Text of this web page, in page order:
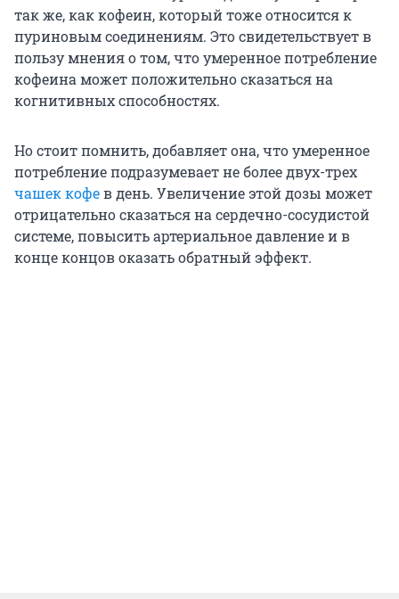
так же, как кофеин, который тоже относится к
пуриновым соединениям. Это свидетельствует в
пользу мнения о том, что умеренное потребление
кофеина может положительно сказаться на
когнитивных способностях.
Но стоит помнить, добавляет она, что умеренное
потребление подразумевает не более двух-трех
чашек кофев день. Увеличение этой дозы может
отрицательно сказаться на сердечно-сосудистой
системе, повысить артериальное давление и в
конце концов оказать обратный эффект.